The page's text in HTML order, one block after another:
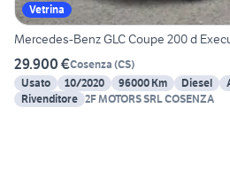
Vetrina
Mercedes-Benz GLC Coupe 200 d
29.900 €Cosenza (CS)
Usato
10/2020 96000 Km Diesel
Rivenditore 2F MOTORS SRL COSENZA